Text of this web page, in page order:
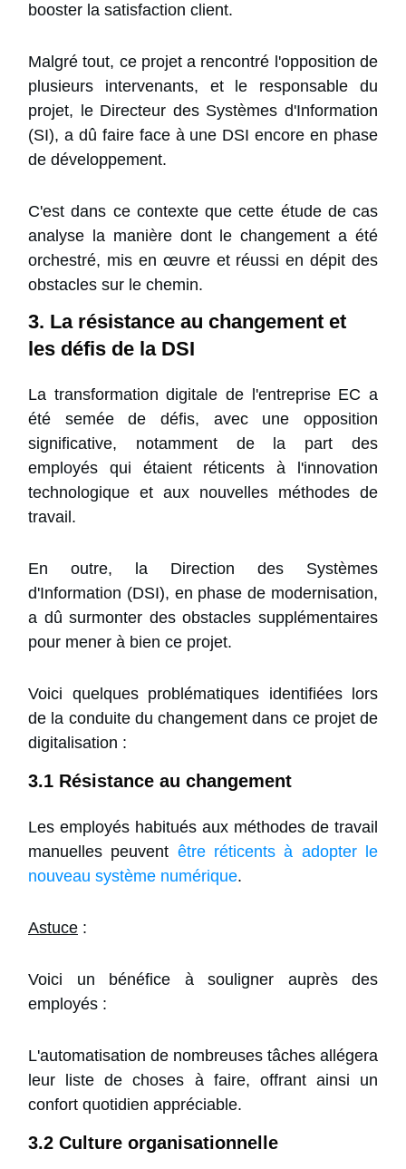
booster la satisfaction client.
Malgré tout, ce projet a rencontré l'opposition de
plusieurs intervenants, et le responsable du
projet, le Directeur des Systèmes d'Information
(SI), a dû faire face à une DSI encore en phase
de développement.
C'est dans ce contexte que cette étude de cas
analyse la manière dont le changement a été
orchestré, mis en œuvre et réussi en dépit des
obstacles sur le chemin.
3. La résistance au changement et
les défis de la DSI
La transformation digitale de l'entreprise EC a
été semée de défis, avec une opposition
significative, notamment de la part des
employés qui étaient réticents à l'innovation
technologique et aux nouvelles méthodes de
travail.
En outre, la Direction des Systèmes
d'Information (DSI), en phase de modernisation,
a dû surmonter des obstacles supplémentaires
pour mener à bien ce projet.
Voici quelques problématiques identifiées lors
de la conduite du changement dans ce projet de
digitalisation :
3.1 Résistance au changement
Les employés habitués aux méthodes de travail
manuelles peuvent être réticents à adopter le
nouveau système numérique.
Astuce :
Voici un bénéfice à souligner auprès des
employés :
L'automatisation de nombreuses tâches allégera
leur liste de choses à faire, offrant ainsi un
confort quotidien appréciable.
3.2 Culture organisationnelle